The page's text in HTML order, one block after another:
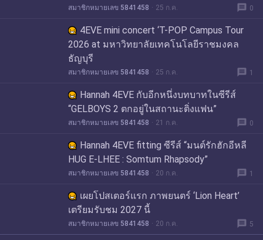
สมาชิกหมายเลข 5841458 25 ก.ค. message 0
4EVE mini concert ‘T-POP Campus Tour
2026 at มหาวิทยาลัยเทคโนโลยีราชมงคล
ธัญบุรี
สมาชิกหมายเลข 5841458 25 ก.ค. message 1
Hannah 4EVE กับอีกหนึ่งบทบาทในซีรีส์
“GELBOYS 2 ตกอยู่ในสถานะติ่งแฟน”
สมาชิกหมายเลข 5841458 21 ก.ค. message 0
Hannah 4EVE fitting ซีรีส์ “มนต์รักฮักอีหลี
HUG E-LHEE : Somtum Rhapsody”
สมาชิกหมายเลข 5841458 20 ก.ค. message 1
เผยโปสเตอร์แรก ภาพยนตร์ ‘Lion Heart’
เตรียมรับชม 2027 นี้
สมาชิกหมายเลข 5841458 20 ก.ค. message 5